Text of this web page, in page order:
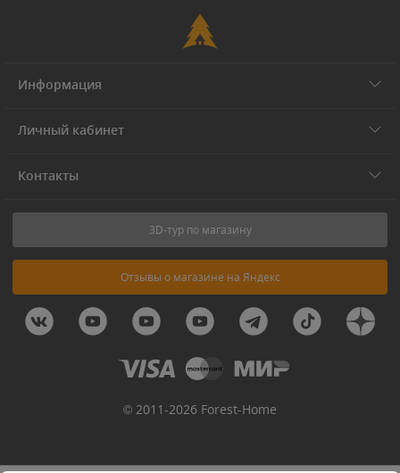
Информация
Личный кабинет
Контакты
3D-тур по магазину
Отзывы о магазине на Яндекс
© 2011-2026 Forest-Home